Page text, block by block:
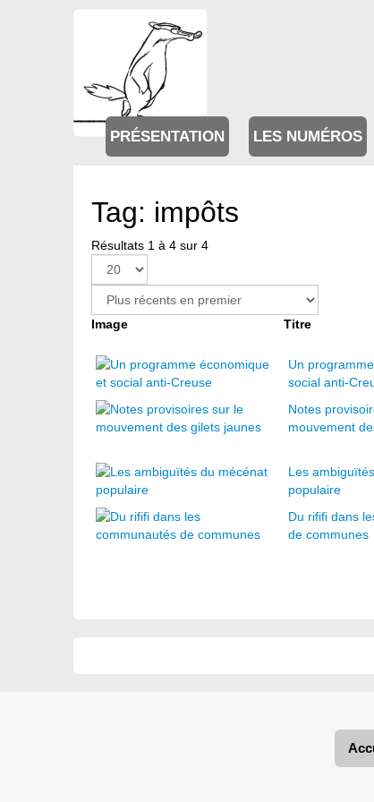
PRÉSENTATION LES NUMÉROS
Tag: impôts
Résultats 1 à 4 sur 4
Image Titre
Un
social anti-
Notes
mouvement
Les
populaire
Du rififi dans
de communes